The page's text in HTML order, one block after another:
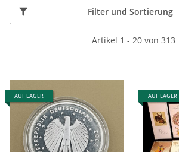
Filter und Sortierung
Artikel 1 - 20 von 313
AUF LAGER AUF LAGER